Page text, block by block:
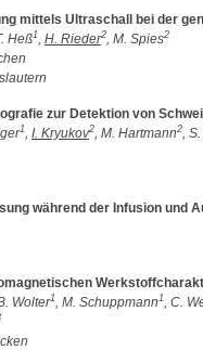
mittels Ultraschall bei der
Heß1 H. Rieder2 , M. Spies2
zur Detektion von
1 I. Kryukov2 , M. Hartmann2 ,
während der Infusion und
B. Wolter1 , M. Schuppmann1
, C.